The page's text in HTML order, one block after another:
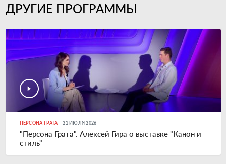
ДРУГИЕ ПРОГРАММЫ
ПЕРСОНА ГРАТА 21 ИЮЛЯ 2026
"Персона Грата". Алексей Гира о выставке "Канон и
стиль"